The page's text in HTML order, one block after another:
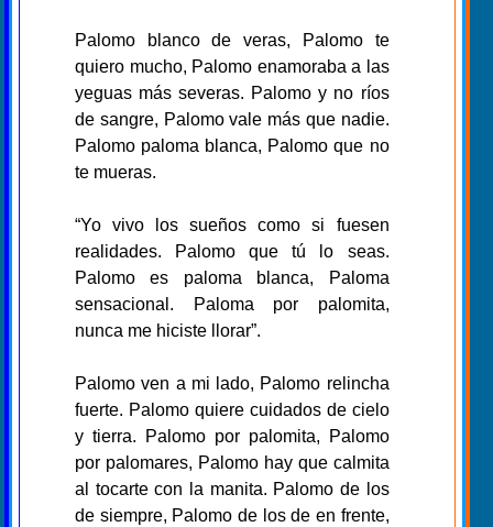
Palomo blanco de veras, Palomo te
quiero mucho, Palomo enamoraba a las
yeguas más severas. Palomo y no ríos
de sangre, Palomo vale más que nadie.
Palomo paloma blanca, Palomo que no
te mueras.
“Yo vivo los sueños como si fuesen
realidades. Palomo que tú lo seas.
Palomo es paloma blanca, Paloma
sensacional. Paloma por palomita,
nunca me hiciste llorar”.
Palomo ven a mi lado, Palomo relincha
fuerte. Palomo quiere cuidados de cielo
y tierra. Palomo por palomita, Palomo
por palomares, Palomo hay que calmita
al tocarte con la manita. Palomo de los
de siempre, Palomo de los de en frente,